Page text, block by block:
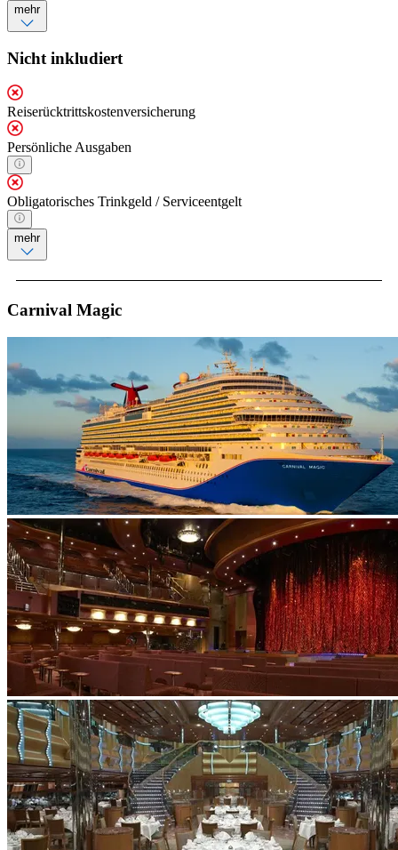
mehr
Nicht inkludiert
Reiserücktrittskostenversicherung
Persönliche Ausgaben
Obligatorisches Trinkgeld / Serviceentgelt
mehr
Carnival Magic